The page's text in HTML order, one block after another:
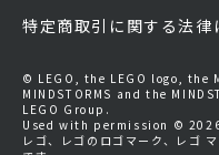
特定商取引に関する法律
© LEGO, the LEGO logo, the
MINDSTORMS and the
LEGO Group.
Used with permission ©
レゴ、レゴのロゴマーク、レゴ